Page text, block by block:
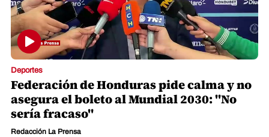
Deportes
Federación de Honduras pide calma y no
asegura el boleto al Mundial 2030: "No
sería fracaso"
Redacción La Prensa